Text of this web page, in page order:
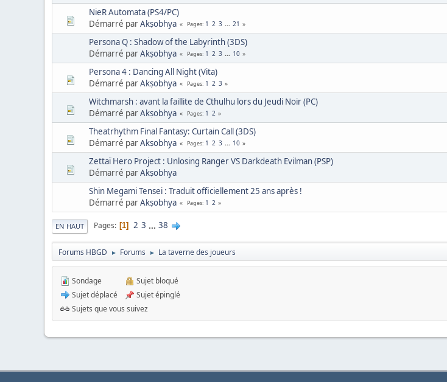
NieR Automata (PS4/PC)
Démarré parAkṣobhya Pages 1 2 3 ... 21
Persona Q : Shadow of the Labyrinth (3DS)
Démarré parAkṣobhya Pages 1 2 3 ... 10
Persona 4 : Dancing All Night (Vita)
Démarré parAkṣobhya Pages 1 2 3
Witchmarsh : avant la faillite de Cthulhu lors du Jeudi Noir (PC)
Démarré parAkṣobhya Pages 1 2
Theatrhythm Final Fantasy: Curtain Call (3DS)
Démarré parAkṣobhya Pages 1 2 3 ... 10
Zettaï Hero Project : Unlosing Ranger VS Darkdeath Evilman (PSP)
Démarré parAkṣobhya
Shin Megami Tensei : Traduit officiellement 25 ans après !
Démarré parAkṣobhya Pages 1 2
EN HAUT Pages 1 2 3 ... 38
Forums HBGD ► Forums ► La taverne des joueurs
Sondage
Sujet déplacé
Sujet bloqué
Sujet épinglé
Sujets que vous suivez